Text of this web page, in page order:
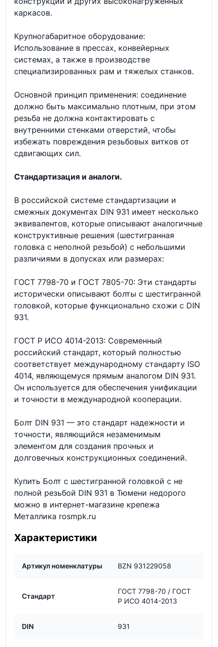
каркасов.
Крупногабаритное оборудование:
Использование в прессах, конвейерных
системах, а также в производстве
специализированных рам и тяжелых станков.
Основной принцип применения: соединение
должно быть максимально плотным, при этом
резьба не должна контактировать с
внутренними стенками отверстий, чтобы
избежать повреждения резьбовых витков от
сдвигающих сил.
Стандартизация и аналоги.
В российской системе стандартизации и
смежных документах DIN 931 имеет несколько
эквивалентов, которые описывают аналогичные
конструктивные решения (шестигранная
головка с неполной резьбой) с небольшими
различиями в допусках или размерах:
ГОСТ 7798-70 и ГОСТ 7805-70: Эти стандарты
исторически описывают болты с шестигранной
головкой, которые функционально схожи с DIN
931.
ГОСТ Р ИСО 4014-2013: Современный
российский стандарт, который полностью
соответствует международному стандарту ISO
4014, являющемуся прямым аналогом DIN 931.
Он используется для обеспечения унификации
и точности в международной кооперации.
Болт DIN 931 — это стандарт надежности и
точности, являющийся незаменимым
элементом для создания прочных и
долговечных конструкционных соединений.
Купить Болт с шестигранной головкой с не
полной резьбой DIN 931 в Тюмени недорого
можно в интернет-магазине крепежа
Металлика rosmpk.ru
Характеристики
Артикул номенклатуры BZN 931229058
Стандарт
ГОСТ 7798-70 / ГОСТ
Р ИСО 4014-2013
DIN 931